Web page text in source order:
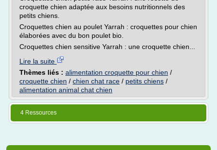
croquette chien adaptée aux besoins nutritionnels des
petits chiens.
Croquettes chien au poulet Yarrah : croquettes pour chien
élaborées avec du bon poulet bio.
Croquettes chien sensitive Yarrah : une croquette chien...
Lire la suite
Thèmes liés : alimentation croquette pour chien /
croquette chien / chien chat race / petits chiens /
alimentation animal chat chien
4 Ressources